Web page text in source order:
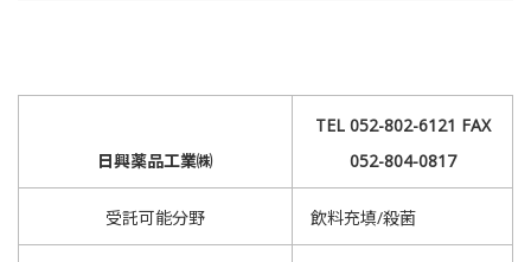
日興薬品工業㈱
TEL 052-802-6121 FAX
052-804-0817
受託可能分野 飲料充填/殺菌